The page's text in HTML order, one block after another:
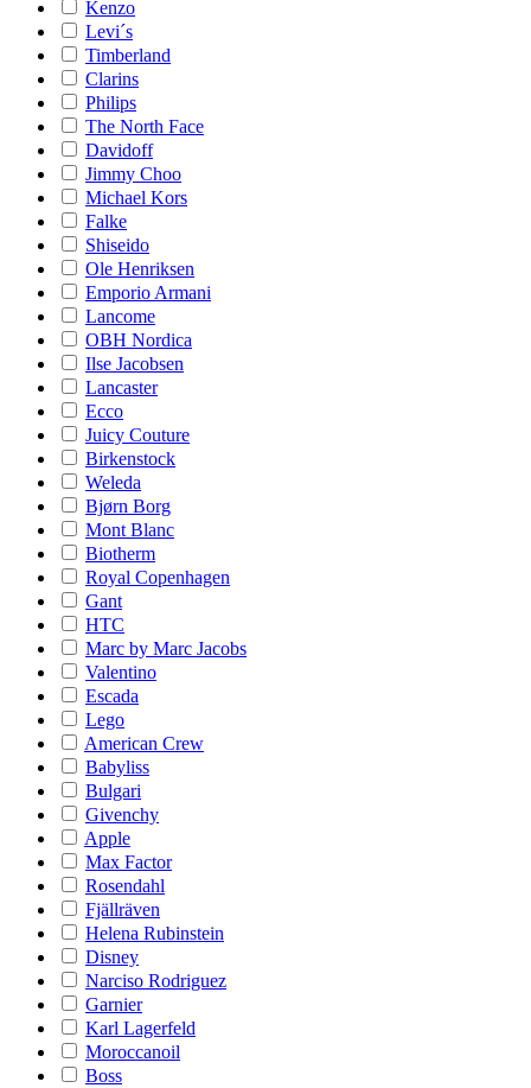
Kenzo
Levi´s
Timberland
Clarins
Philips
The North Face
Davidoff
Jimmy Choo
Michael Kors
Falke
Shiseido
Ole Henriksen
Emporio Armani
Lancome
OBH Nordica
Ilse Jacobsen
Lancaster
Ecco
Juicy Couture
Birkenstock
Weleda
Bjørn Borg
Mont Blanc
Biotherm
Royal Copenhagen
Gant
HTC
Marc by Marc Jacobs
Valentino
Escada
Lego
American Crew
Babyliss
Bulgari
Givenchy
Apple
Max Factor
Rosendahl
Fjällräven
Helena Rubinstein
Disney
Narciso Rodriguez
Garnier
Karl Lagerfeld
Moroccanoil
Boss